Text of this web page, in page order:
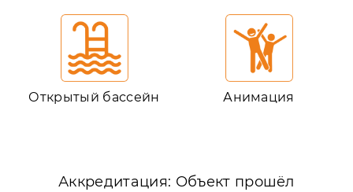
Открытый бассейн Анимация
Аккредитация: Объект прошёл